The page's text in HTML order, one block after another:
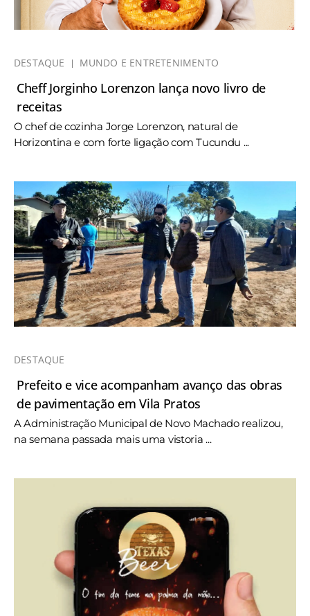
DESTAQUE MUNDO E ENTRETENIMENTO
Cheff Jorginho Lorenzon lança novo livro de
receitas
O chef de cozinha Jorge Lorenzon, natural de
Horizontina e com forte ligação com Tucundu ...
DESTAQUE
Prefeito e vice acompanham avanço das obras
de pavimentação em Vila Pratos
A Administração Municipal de Novo Machado realizou,
na semana passada mais uma vistoria ...